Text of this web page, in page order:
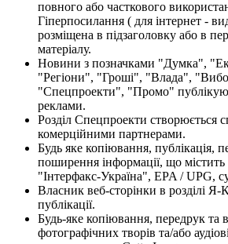
повного або часткового
Гіперпосилання ( для інтернет -
розміщена в підзаголовку або в
матеріалу.
Новини з позначками "Думка",
"Регіони", "Гроші", "Влада",
"Спецпроекти", "Промо"
реклами.
Розділ Спецпроекти створюється
комерційними партнерами.
Будь яке копіювання, публікація,
поширення інформації, що
"Інтерфакс-Україна", EPA / UPG,
Власник веб-сторінки в розділі Я-
публікації.
Будь-яке копіювання, передрук та
фотографічних творів та/або